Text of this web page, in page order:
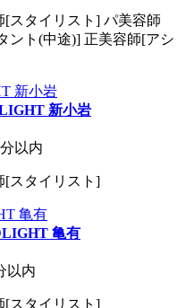
[スタイリスト] パ美容師
ント(中途)] 正美容師[アシ
新小岩
以内
[スタイリスト]
亀有
以内
[スタイリスト]